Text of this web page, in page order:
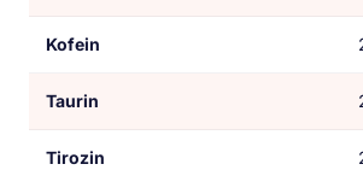
Kofein
Taurin
Tirozin